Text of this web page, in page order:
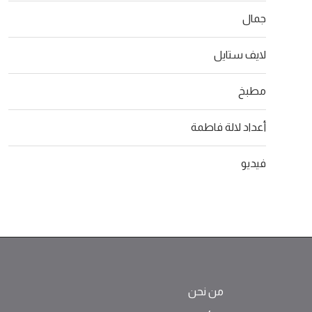
جمال
لايف ستايل
مطبخ
أعداد لالة فاطمة
فيديو
من نحن